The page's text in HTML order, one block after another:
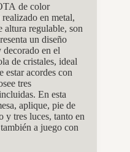
de color
en metal,
altura regulable, son
un diseño
en el
de cristales, ideal
estar acordes con
tres
En esta
aplique, pie de
y tres luces, tanto en
a juego con